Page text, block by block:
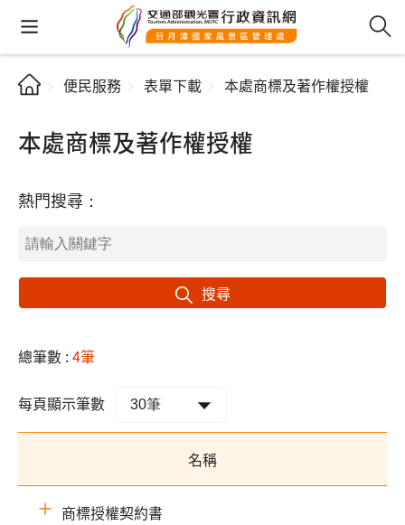
便民服務 表單下載 本處商標及著作權授權
本處商標及著作權授權
熱門搜尋：
搜尋
總筆數 :4筆
每頁顯示筆數
名稱
商標授權契約書